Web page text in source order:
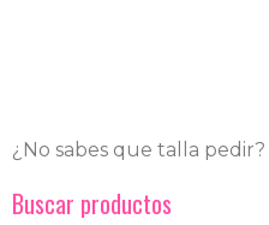
¿No sabes que talla pedir?
Buscar productos